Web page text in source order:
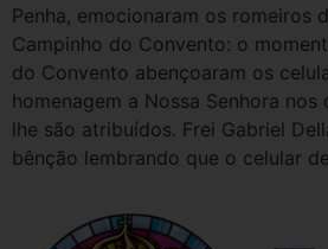
Penha, emocionaram os romeiros
Campinho do Convento: o
do Convento abençoaram os
homenagem a Nossa Senhora
lhe são atribuídos. Frei Gabriel
bênção lembrando que o celular